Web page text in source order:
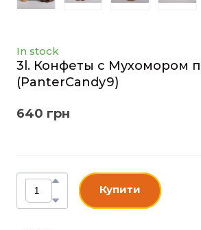
In stock
3l. Конфеты с Мухомором
(PanterCandy9)
640 грн
Купити